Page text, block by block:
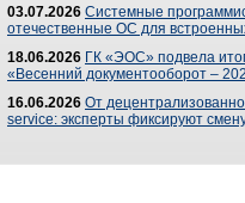
03.07.2026 Системные
отечественные ОС для
18.06.2026 ГК «ЭОС» подвела
«Весенний документооборот –
16.06.2026 От
service: эксперты фиксируют